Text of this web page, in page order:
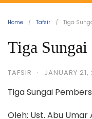
Home Tafsir Tiga
Tiga Sungai
TAFSIR · JANUARY 21,
Tiga Sungai
Oleh: Ust. Abu Umar